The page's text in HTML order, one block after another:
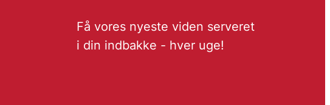
Få vores nyeste viden serveret
i din indbakke - hver uge!